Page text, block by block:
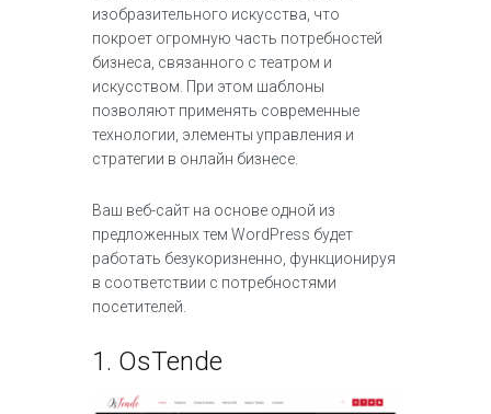
изобразительного искусства, что
покроет огромную часть потребностей
бизнеса, связанного с театром и
искусством. При этом шаблоны
позволяют применять современные
технологии, элементы управления и
стратегии в онлайн бизнесе.
Ваш веб-сайт на основе одной из
предложенных тем WordPress будет
работать безукоризненно, функционируя
в соответствии с потребностями
посетителей.
1. OsTende